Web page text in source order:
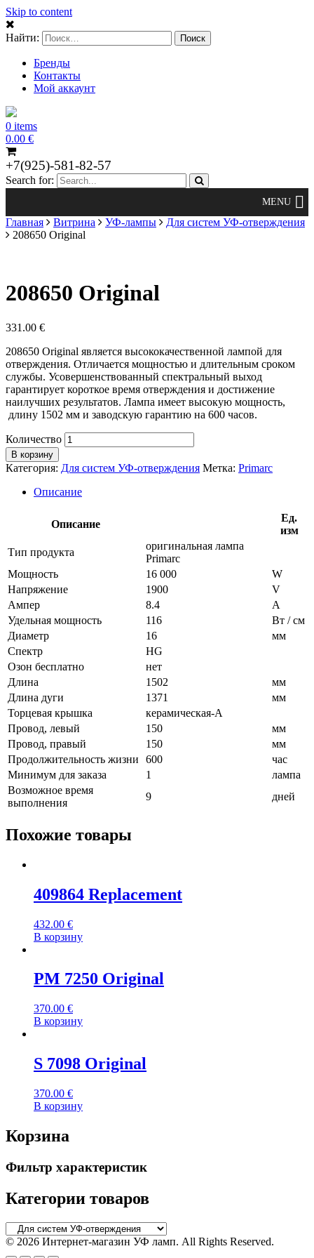
Skip to content
Найти:
Бренды
Контакты
Мой аккаунт
0 items
0.00 €
+7(925)-581-82-57
Search for:
Главная Витрина УФ-лампы
Для систем УФ-отверждения
208650 Original
208650 Original
331.00 €
208650 Original является высококачественной лампой для
отверждения. Отличается мощностью и длительным сроком
службы. Усовершенствованный спектральный выход
гарантирует короткое время отверждения и достижение
наилучших результатов. Лампа имеет высокую мощность,
длину 1502 мм и заводскую гарантию на 600 часов.
Количество
В корзину
Категория: Для систем УФ-отверждения Метка: Primarc
Описание
Описание
Ед.
изм
Тип продукта
оригинальная лампа
Primarc
Мощность
16 000
W
Напряжение
1900
V
Ампер
8.4
A
Удельная мощность
116
Вт / см
Диаметр
16
мм
Спектр
HG
Озон бесплатно
нет
Длина
1502
мм
Длина дуги
1371
мм
Торцевая крышка
керамическая-A
Провод, левый
150
мм
Провод, правый
150
мм
Продолжительность жизни
600
час
Минимум для заказа
1
лампа
Возможное время
выполнения
9 дней
Похожие товары
409864 Replacement
432.00 €
В корзину
PM 7250 Original
370.00 €
В корзину
S 7098 Original
370.00 €
В корзину
Корзина
Фильтр характеристик
Категории товаров
© 2026 Интернет-магазин УФ ламп. All Rights Reserved.